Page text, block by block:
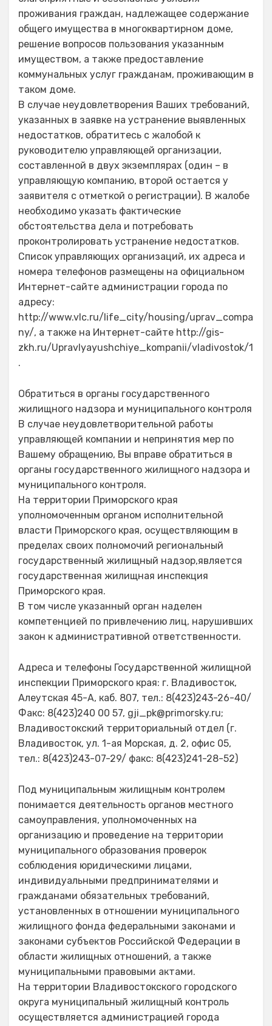
проживания граждан, надлежащее содержание
общего имущества в многоквартирном доме,
решение вопросов пользования указанным
имуществом, а также предоставление
коммунальных услуг гражданам, проживающим в
таком доме.
В случае неудовлетворения Ваших требований,
указанных в заявке на устранение выявленных
недостатков, обратитесь с жалобой к
руководителю управляющей организации,
составленной в двух экземплярах (один – в
управляющую компанию, второй остается у
заявителя с отметкой о регистрации). В жалобе
необходимо указать фактические
обстоятельства дела и потребовать
проконтролировать устранение недостатков.
Список управляющих организаций, их адреса и
номера телефонов размещены на официальном
Интернет-сайте администрации города по
адресу:
http://www.vlc.ru/life_city/housing/uprav_compa
ny/, а также на Интернет-сайте http://gis-
zkh.ru/Upravlyayushchiye_kompanii/vladivostok/1
.
Обратиться в органы государственного
жилищного надзора и муниципального контроля
В случае неудовлетворительной работы
управляющей компании и непринятия мер по
Вашему обращению, Вы вправе обратиться в
органы государственного жилищного надзора и
муниципального контроля.
На территории Приморского края
уполномоченным органом исполнительной
власти Приморского края, осуществляющим в
пределах своих полномочий региональный
государственный жилищный надзор,является
государственная жилищная инспекция
Приморского края.
В том числе указанный орган наделен
компетенцией по привлечению лиц, нарушивших
закон к административной ответственности.
Адреса и телефоны Государственной жилищной
инспекции Приморского края: г. Владивосток,
Алеутская 45-А, каб. 807, тел.: 8(423)243-26-40/
Факс: 8(423)240 00 57, gji_pk@primorsky.ru;
Владивостокский территориальный отдел (г.
Владивосток, ул. 1-ая Морская, д. 2, офис 05,
тел.: 8(423)243-07-29/ факс: 8(423)241-28-52)
Под муниципальным жилищным контролем
понимается деятельность органов местного
самоуправления, уполномоченных на
организацию и проведение на территории
муниципального образования проверок
соблюдения юридическими лицами,
индивидуальными предпринимателями и
гражданами обязательных требований,
установленных в отношении муниципального
жилищного фонда федеральными законами и
законами субъектов Российской Федерации в
области жилищных отношений, а также
муниципальными правовыми актами.
На территории Владивостокского городского
округа муниципальный жилищный контроль
осуществляется администрацией города